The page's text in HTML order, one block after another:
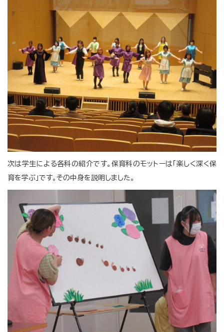
次は学生による各科の紹介です。保育科のモットーは「楽しく深く保
育を学ぶ」です。その中身を説明しました。